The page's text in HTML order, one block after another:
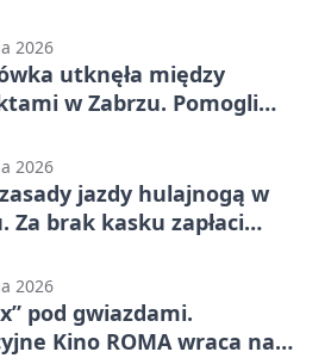
2026
utknęła między
w Zabrzu. Pomogli
2026
jazdy hulajnogą w
Za brak kasku zapłaci
2026
pod gwiazdami.
Kino ROMA wraca na